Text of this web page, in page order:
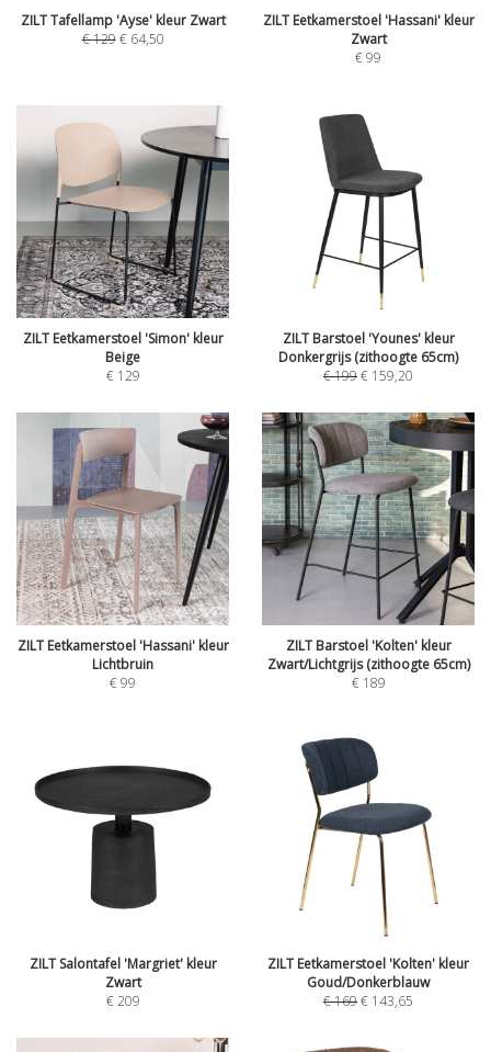
ZILT Tafellamp 'Ayse' kleur Zwart
€129 € 64,50
ZILT Eetkamerstoel 'Hassani' kleur
Zwart
€99
ZILT Eetkamerstoel 'Simon' kleur
Beige
€ 129
ZILT Barstoel 'Younes' kleur
Donkergrijs (zithoogte 65cm)
€199€ 159,20
ZILT Eetkamerstoel 'Hassani' kleur
Lichtbruin
€99
ZILT Barstoel 'Kolten' kleur
Zwart/Lichtgrijs (zithoogte 65cm)
€ 189
ZILT Salontafel 'Margriet' kleur
Zwart
€209
ZILT Eetkamerstoel 'Kolten' kleur
Goud/Donkerblauw
€169€ 143,65